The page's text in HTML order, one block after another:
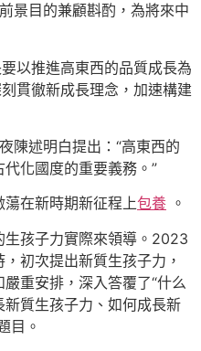
景目的兼顧斟酌，為將來中
以推進高東西的品質成長為
貫徹新成長理念，加速構建
述明白提出：“高東西的
化國度的重要義務。”
在新時期新征程上包養 。
孩子力實際來領導。2023
初次提出新質生孩子力，
重安排，深入答覆了“什么
質生孩子力、如何成長新
目。